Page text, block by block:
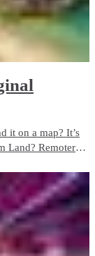
it on a map? It’s
Land? Remoter
it’s not easy to